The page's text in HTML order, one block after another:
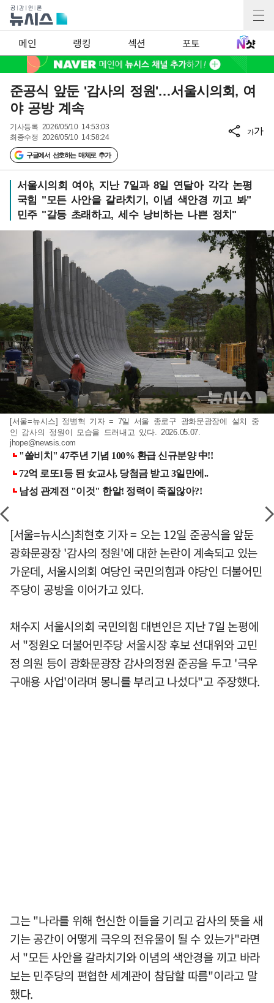
메인 랭킹 섹션 포토
준공식 앞둔 '감사의 정원'…서울시의회, 여
야 공방 계속
기사등록 2026/05/10 14:53:03
최종수정 2026/05/10 14:58:24
구글에서 선호하는 매체로 추가
가가
서울시의회 여야, 지난 7일과 8일 연달아 각각 논평
국힘 "모든 사안을 갈라치기, 이념 색안경 끼고 봐"
민주 "갈등 초래하고, 세수 낭비하는 나쁜 정치"
[서울=뉴시스] 정병혁 기자 = 7일 서울 종로구 광화문광장에 설치 중
인 감사의 정원이 모습을 드러내고 있다. 2026.05.07.
jhope@newsis.com
[서울=뉴시스]최현호 기자 = 오는 12일 준공식을 앞둔
광화문광장 '감사의 정원'에 대한 논란이 계속되고 있는
가운데, 서울시의회 여당인 국민의힘과 야당인 더불어민
주당이 공방을 이어가고 있다.
채수지 서울시의회 국민의힘 대변인은 지난 7일 논평에
서 "정원오 더불어민주당 서울시장 후보 선대위와 고민
정 의원 등이 광화문광장 감사의정원 준공을 두고 '극우
구애용 사업'이라며 몽니를 부리고 나섰다"고 주장했다.
그는 "나라를 위해 헌신한 이들을 기리고 감사의 뜻을 새
기는 공간이 어떻게 극우의 전유물이 될 수 있는가"라면
서 "모든 사안을 갈라치기와 이념의 색안경을 끼고 바라
보는 민주당의 편협한 세계관이 참담할 따름"이라고 말
했다.